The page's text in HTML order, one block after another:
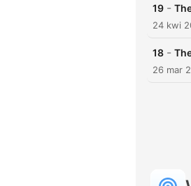
19 -
24 kwi
18 -
26 mar